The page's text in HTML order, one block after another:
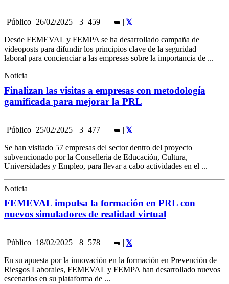
Público 26/02/2025 3 459 ||
Desde FEMEVAL y FEMPA se ha desarrollado campaña de
videoposts para difundir los principios clave de la seguridad
laboral para concienciar a las empresas sobre la importancia de ...
Noticia
Finalizan las visitas a empresas con metodología
gamificada para mejorar la PRL
Público 25/02/2025 3 477 ||
Se han visitado 57 empresas del sector dentro del proyecto
subvencionado por la Conselleria de Educación, Cultura,
Universidades y Empleo, para llevar a cabo actividades en el ...
Noticia
FEMEVAL impulsa la formación en PRL con
nuevos simuladores de realidad virtual
Público 18/02/2025 8 578 ||
En su apuesta por la innovación en la formación en Prevención de
Riesgos Laborales, FEMEVAL y FEMPA han desarrollado nuevos
escenarios en su plataforma de ...